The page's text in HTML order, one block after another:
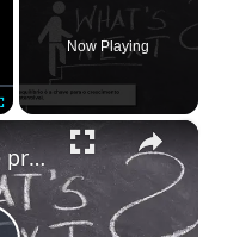
Now Playing
×
Equilíbrio entre preguiça e ambição: A chave para o sucesso profissional